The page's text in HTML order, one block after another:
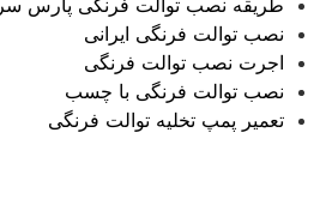
نصب توالت فرنگی ایرانی
اجرت نصب توالت فرنگی
نصب توالت فرنگی با چسب
تعمیر پمپ تخلیه توالت فرنگی